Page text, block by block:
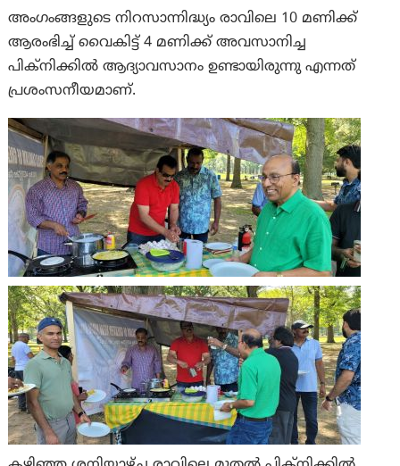
അംഗംങ്ങളുടെ നിറസാന്നിദ്ധ്യം രാവിലെ 10 മണിക്ക്
ആരംഭിച്ച് വൈകിട്ട് 4 മണിക്ക് അവസാനിച്ച
പിക്‌നിക്കിൽ ആദ്യാവസാനം ഉണ്ടായിരുന്നു എന്നത്
പ്രശംസനീയമാണ്.